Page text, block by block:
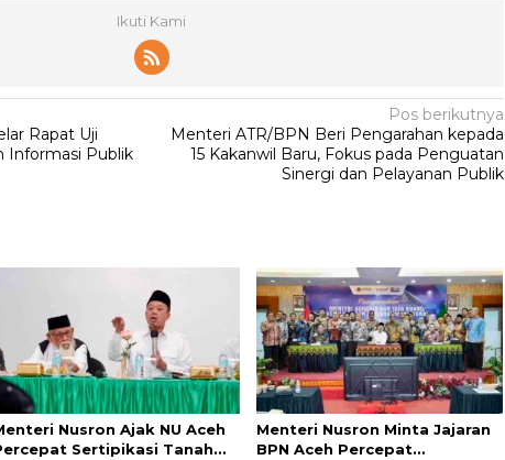
Ikuti Kami
Rapat Uji
Informasi Publik
Pos berikutnya
Menteri ATR/BPN Beri Pengarahan kepada
15 Kakanwil Baru, Fokus pada Penguatan
Sinergi dan Pelayanan Publik
Nusron Ajak NU Aceh
Sertipikasi Tanah
Menteri Nusron Minta Jajaran
BPN Aceh Percepat